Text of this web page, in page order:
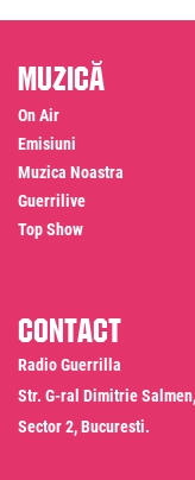
Muzică
On Air
Emisiuni
Muzica Noastra
Guerrilive
Top Show
Contact
Radio Guerrilla
Str. G-ral Dimitrie
Sector 2, Bucuresti.